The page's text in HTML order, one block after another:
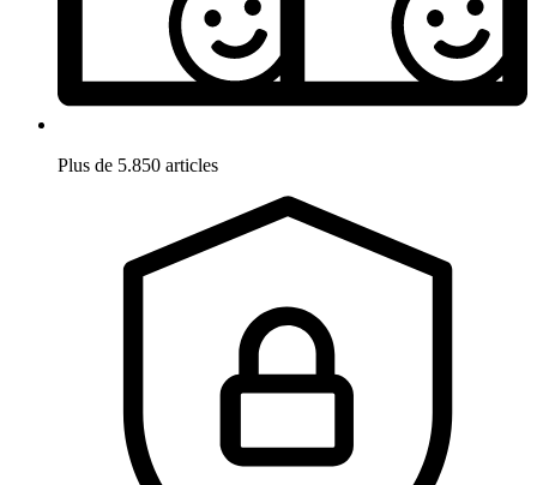
Plus de 5.850 articles